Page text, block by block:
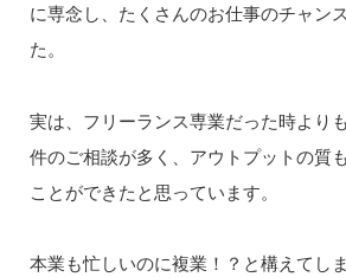
に専念し、たくさんのお仕事のチャン
た。
実は、フリーランス専業だった時より
件のご相談が多く、アウトプットの質
ことができたと思っています。
本業も忙しいのに複業！？と構えてし